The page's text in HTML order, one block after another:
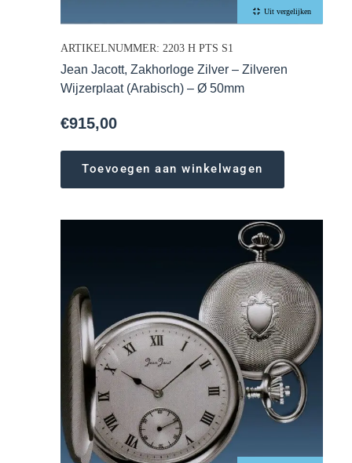
Uit vergelijken
ARTIKELNUMMER: 2203 H PTS S1
Jean Jacott, Zakhorloge Zilver – Zilveren
Wijzerplaat (Arabisch) – Ø 50mm
€915,00
Toevoegen aan winkelwagen